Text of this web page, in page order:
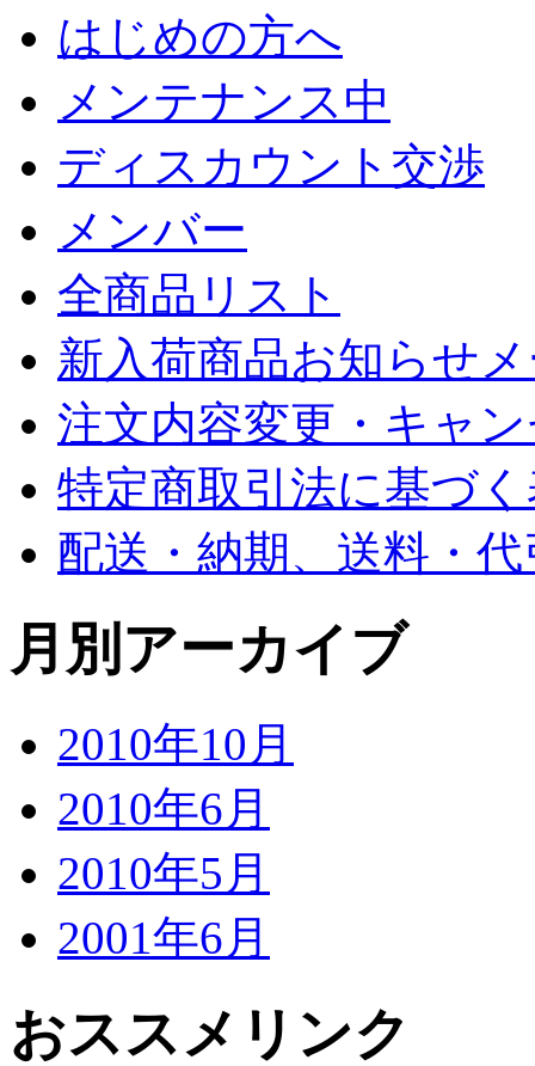
はじめの方へ
メンテナンス中
ディスカウント交渉
メンバー
全商品リスト
新入荷商品お知らせ
注文内容変更・キャ
特定商取引法に基づ
配送・納期、送料・
月別アーカイブ
2010年10月
2010年6月
2010年5月
2001年6月
おススメリンク